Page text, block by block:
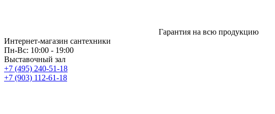
Гарантия на всю продукцию
Интернет-магазин сантехники
Пн-Вс: 10:00 - 19:00
Выставочный зал
+7 (495) 240-51-18
+7 (903) 112-61-18